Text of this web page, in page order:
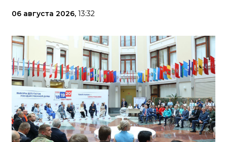
06 августа 2026, 13:32